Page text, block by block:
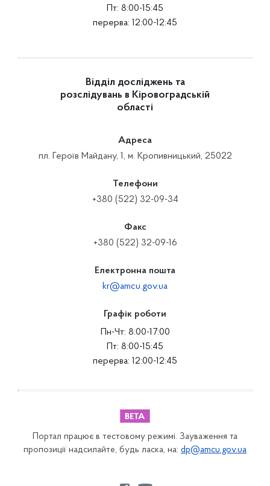
Пт: 8:00-15:45
перерва: 12:00-12:45
Відділ досліджень та
розслідувань в Кіровоградській
області
Адреса
пл. Героїв Майдану, 1, м. Кропивницький, 25022
Телефони
+380 (522) 32-09-34
Факс
+380 (522) 32-09-16
Електронна пошта
kr@amcu.gov.ua
Графік роботи
Пн-Чт: 8:00-17:00
Пт: 8:00-15:45
перерва: 12:00-12:45
Портал працює в тестовому режимі. Зауваження та
пропозиції надсилайте, будь ласка, на: dp@amcu.gov.ua